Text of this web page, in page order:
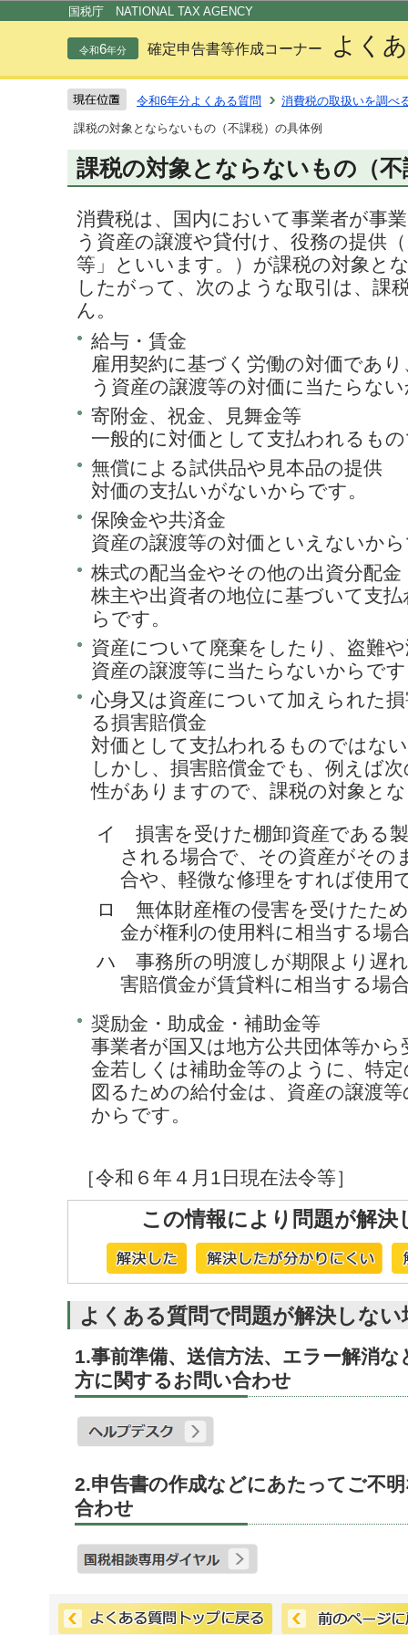
国税庁 NATIONAL TAX AGENCY
令和6年分 確定申告書等作成コーナー よく
令和6年分よくある質問
消費税の取扱いを調べ
課税の対象とならないもの（不課税）の具体例
課税の対象とならないもの（
消費税は、国内において事業者が事
う資産の譲渡や貸付け、役務の提供
等」といいます。）が課税の対象と
したがって、次のような取引は、課
ん。
給与・賃金
雇用契約に基づく労働の対価であ
う資産の譲渡等の対価に当たらな
寄附金、祝金、見舞金等
一般的に対価として支払われるも
無償による試供品や見本品の提供
対価の支払いがないからです。
保険金や共済金
資産の譲渡等の対価といえないか
株式の配当金やその他の出資分配金
株主や出資者の地位に基づいて支
らです。
資産について廃棄をしたり、盗難
資産の譲渡等に当たらないからで
心身又は資産について加えられた
る損害賠償金
対価として支払われるものではな
しかし、損害賠償金でも、例えば
性がありますので、課税の対象と
イ 損害を受けた棚卸資産である
される場合で、その資産がその
合や、軽微な修理をすれば使用
ロ 無体財産権の侵害を受けたた
金が権利の使用料に相当する場
ハ 事務所の明渡しが期限より遅
害賠償金が賃貸料に相当する場
奨励金・助成金・補助金等
事業者が国又は地方公共団体等か
金若しくは補助金等のように、特
図るための給付金は、資産の譲渡
からです。
［令和６年４月1日現在法令等］
この情報により問題が解決
よくある質問で問題が解決しな
1.事前準備、送信方法、エラー解消
方に関するお問い合わせ
2.申告書の作成などにあたってご不
合わせ